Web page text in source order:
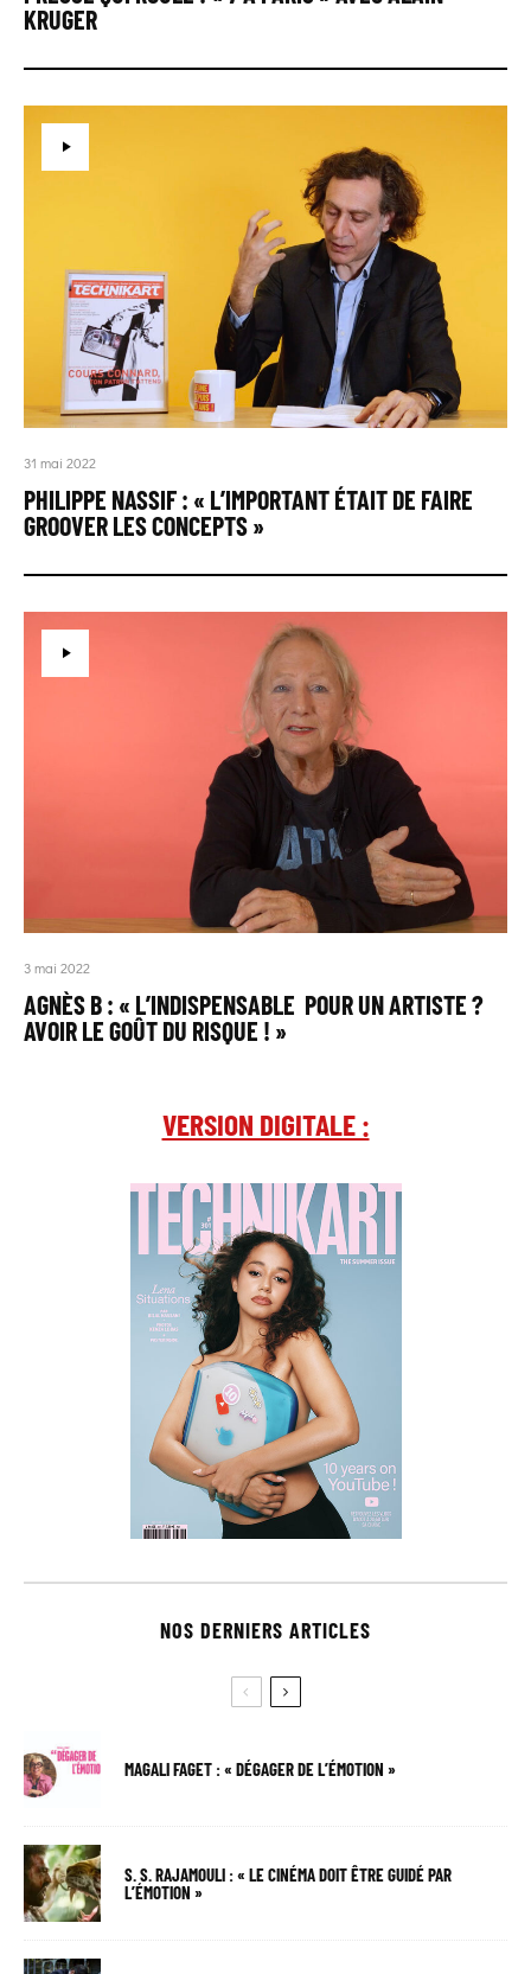
KRUGER
31 mai 2022
PHILIPPE NASSIF : « L’IMPORTANT ÉTAIT DE FAIRE
GROOVER LES CONCEPTS »
3 mai 2022
AGNÈS B : « L’INDISPENSABLE POUR UN ARTISTE ?
AVOIR LE GOÛT DU RISQUE ! »
VERSION DIGITALE :
NOS DERNIERS ARTICLES
MAGALI FAGET : « DÉGAGER DE L’ÉMOTION »
S. S. RAJAMOULI : « LE CINÉMA DOIT ÊTRE GUIDÉ PAR
L’ÉMOTION »